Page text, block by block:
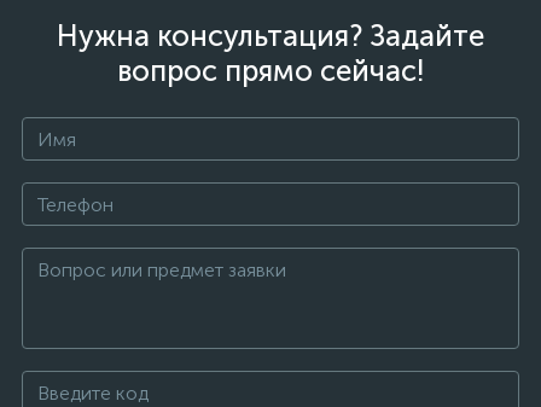
Нужна консультация? Задайте
вопрос прямо сейчас!